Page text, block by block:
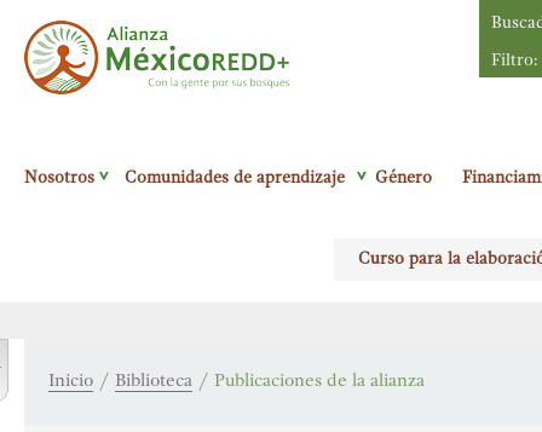
Filtro:
Nosotros Comunidades de aprendizaje Género
Curso para la
Inicio / Biblioteca / Publicaciones de la alianza